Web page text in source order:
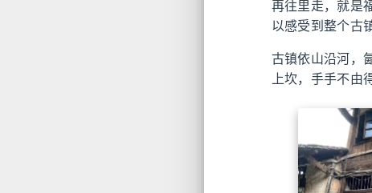
再往里走，就是
以感受到整个古
古镇依山沿河，
上坎，手手不由